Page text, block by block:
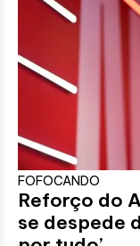
FOFOCANDO
Reforço do
se despede